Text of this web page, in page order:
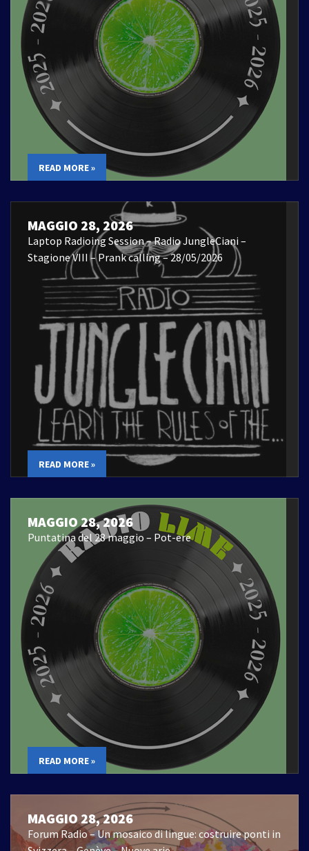
READ MORE »
MAGGIO 28, 2026
Laptop Radioing Session – Radio JungleCiani –
Stagione VIII – Prank calling – 28/05/2026
READ MORE »
MAGGIO 28, 2026
Puntatina del 28 maggio – Pot-ere
READ MORE »
MAGGIO 28, 2026
Forum Radio – Un mosaico di lingue: costruire ponti in